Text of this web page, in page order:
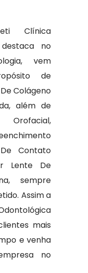
Clínica
no
vem
de
Colágeno
além de
Contato
Lente De
sempre
Assim a
mais
e venha
no